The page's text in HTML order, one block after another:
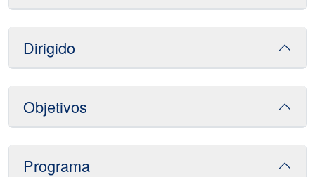
Dirigido
Objetivos
Programa